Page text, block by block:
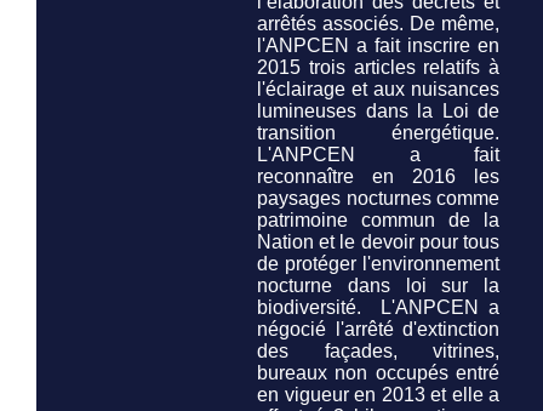
arrêtés associés. De même,
l'ANPCEN a fait inscrire en
2015 trois articles relatifs à
l'éclairage et aux nuisances
lumineuses dans la Loi de
transition énergétique.
L'ANPCEN a fait
reconnaître en 2016 les
paysages nocturnes comme
patrimoine commun de la
Nation et le devoir pour tous
de protéger l'environnement
nocturne dans loi sur la
biodiversité.
L'ANPCEN a
négocié l'arrêté d'extinction
des façades, vitrines,
bureaux non occupés entré
en vigueur en 2013 et elle a